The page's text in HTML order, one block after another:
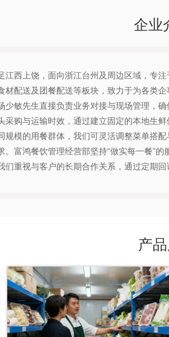
企业
江西上饶，面向浙江台州及周边区域，专
材配送及团餐配送等板块，致力于为各类
少敏先生直接负责业务对接与现场管理，
购与运输时效，通过建立固定的本地生鲜
模的用餐群体，我们可灵活调整菜单搭
富鸿餐饮管理经营部坚持“做实每一餐”的
重视与客户的长期合作关系，通过定期回
产